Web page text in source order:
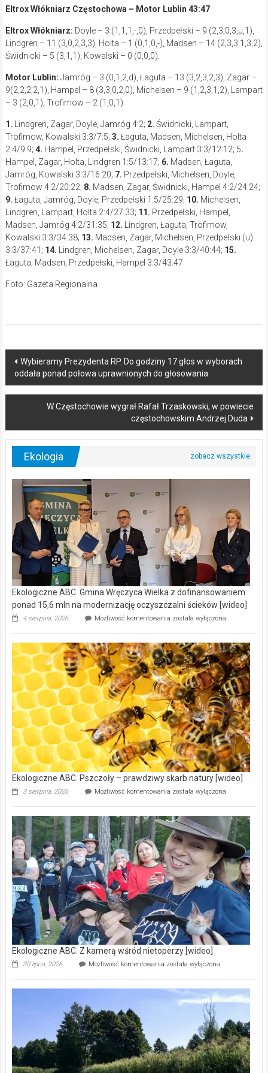
Eltrox Włókniarz Częstochowa – Motor Lublin 43:47
Eltrox Włókniarz: Doyle – 3 (1,1,1,-,0), Przedpełski – 9 (2,3,0,3,u,1),
Lindgren – 11 (3,0,2,3,3), Holta – 1 (0,1,0,-), Madsen – 14 (2,3,3,1,3,2),
Świdnicki – 5 (3,1,1), Kowalski – 0 (0,0,0).
Motor Lublin: Jamróg – 3 (0,1,2,d), Łaguta – 13 (3,2,3,2,3), Zagar –
9(2,2,2,2,1), Hampel – 8 (3,3,0,2,0), Michelsen – 9 (1,2,3,1,2), Lampart
– 3 (2,0,1), Trofimow – 2 (1,0,1).
1. Lindgren, Zagar, Doyle, Jamróg 4:2; 2. Świdnicki, Lampart,
Trofimow, Kowalski 3:3/7:5; 3. Łaguta, Madsen, Michelsen, Holta
2:4/9:9; 4. Hampel, Przedpełski, Świdnicki, Lampart 3:3/12:12; 5.
Hampel, Zagar, Holta, Lindgren 1:5/13:17; 6. Madsen, Łaguta,
Jamróg, Kowalski 3:3/16:20; 7. Przedpełski, Michelsen, Doyle,
Trofimow 4:2/20:22; 8. Madsen, Zagar, Świdnicki, Hampel 4:2/24:24;
9. Łaguta, Jamróg, Doyle, Przedpełski 1:5/25:29; 10. Michelsen,
Lindgren, Lampart, Holta 2:4/27:33; 11. Przedpełski, Hampel,
Madsen, Jamróg 4:2/31:35; 12. Lindgren, Łaguta, Trofimow,
Kowalski 3:3/34:38; 13. Madsen, Zagar, Michelsen, Przedpełski (u)
3:3/37:41; 14. Lindgren, Michelsen, Zagar, Doyle 3:3/40:44; 15.
Łaguta, Madsen, Przedpełski, Hampel 3:3/43:47.
Foto: Gazeta Regionalna
Post
navigation
Wybieramy Prezydenta RP. Do godziny 17 głos w wyborach
oddała ponad połowa uprawnionych do głosowania
W Częstochowie wygrał Rafał Trzaskowski, w powiecie
częstochowskim Andrzej Duda
Ekologia
Ekologiczne ABC. Gmina Wręczyca Wielka z dofinansowaniem
ponad 15,6 mln na modernizację oczyszczalni ścieków [wideo]
4 sierpnia, 2026 Możliwość komentowania Ekologiczne
Wręczyca
Wielka
z
dofinansowaniem
ponad
15,6
mln
na
modernizację
oczyszczalni
ścieków
[wideo]
została wyłączona
Ekologiczne ABC. Pszczoły – prawdziwy skarb natury [wideo]
3 sierpnia, 2026 Możliwość komentowania Ekologiczne
–
prawdziwy
skarb
natury
[wideo]
została wyłączona
Ekologiczne ABC. Z kamerą wśród nietoperzy [wideo]
30 lipca, 2026 Możliwość komentowania Ekologiczne
kamerą
wśród
została wyłączona